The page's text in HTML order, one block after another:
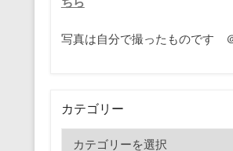
写真は自分で撮ったものです
カテゴリー